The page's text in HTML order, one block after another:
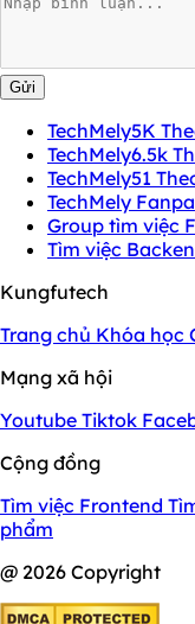
Gửi
TechMely5K
TechMely6.5k
TechMely51
TechMely
Group tìm việc
Tìm việc
Kungfutech
Trang chủ Khóa học
Mạng xã hội
Youtube Tiktok
Cộng đồng
Tìm việc Frontend
phẩm
@ 2026 Copyright